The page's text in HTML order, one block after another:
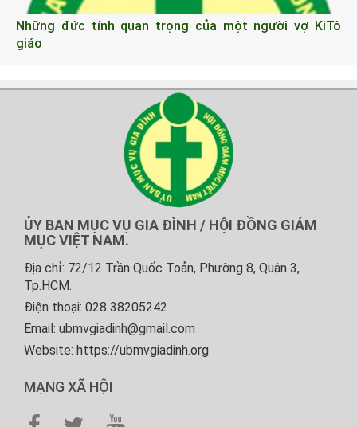
Những đức tính quan trọng của một người vợ KiTô
giáo
ỦY BAN MỤC VỤ GIA ĐÌNH / HỘI ĐỒNG GIÁM
MỤC VIỆT NAM.
Địa chỉ: 72/12 Trần Quốc Toản, Phường 8, Quận 3,
Tp.HCM.
Điện thoại: 028 38205242
Email: ubmvgiadinh@gmail.com
Website: https://ubmvgiadinh.org
MẠNG XÃ HỘI